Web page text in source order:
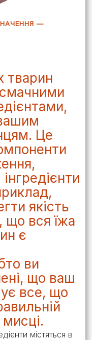
—
тварин
Це
якість
що вся їжа
є
ви
що ваш
все, що
мисці.
містяться в